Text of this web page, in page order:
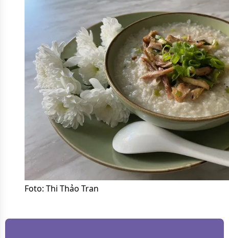
Foto: Thi Thảo Tran